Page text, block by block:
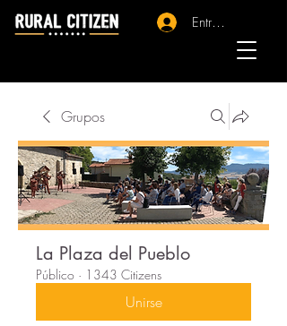
Entrar - Registro
Grupos
La Plaza del Pueblo
Público · 1343 Citizens
Unirse